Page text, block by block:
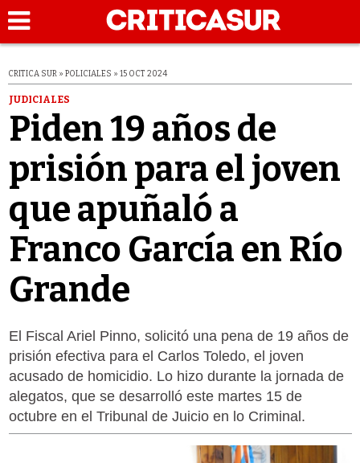
CRITICA SUR » POLICIALES » 15 OCT 2024
JUDICIALES
Piden 19 años de
prisión para el joven
que apuñaló a
Franco García en Río
Grande
El Fiscal Ariel Pinno, solicitó una pena de 19 años de
prisión efectiva para el Carlos Toledo, el joven
acusado de homicidio. Lo hizo durante la jornada de
alegatos, que se desarrolló este martes 15 de
octubre en el Tribunal de Juicio en lo Criminal.